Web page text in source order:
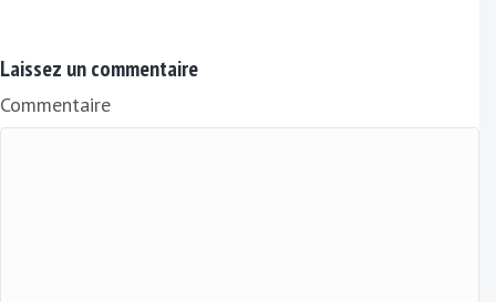
i
l
Laissez un commentaire
Commentaire